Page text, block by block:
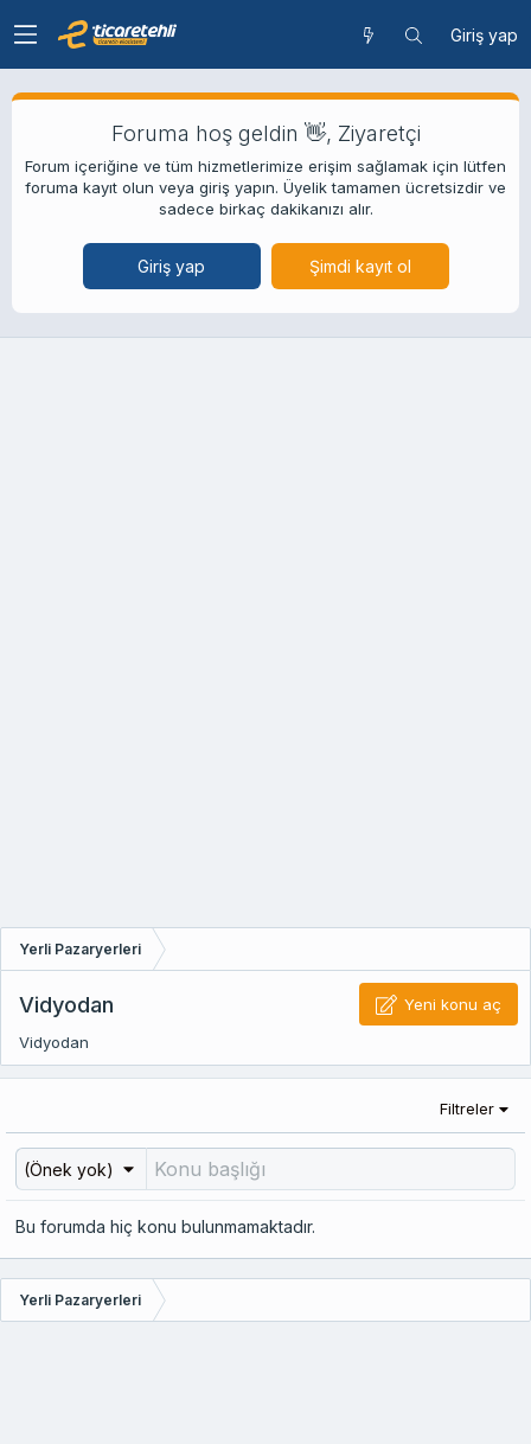
Giriş yap
Foruma hoş geldin 👋, Ziyaretçi
Forum içeriğine ve tüm hizmetlerimize erişim sağlamak için lütfen
foruma kayıt olun veya giriş yapın. Üyelik tamamen ücretsizdir ve
sadece birkaç dakikanızı alır.
Giriş yap Şimdi kayıt ol
Yerli Pazaryerleri
Vidyodan
Yeni konu aç
Vidyodan
Filtreler
(Önek yok)
Bu forumda hiç konu bulunmamaktadır.
Yerli Pazaryerleri